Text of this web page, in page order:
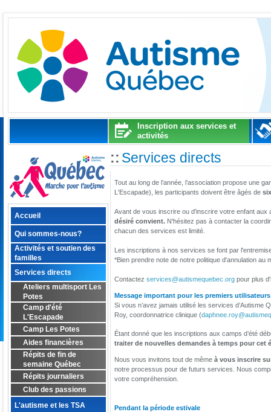
Inscription aux services et
activités
Accueil
Qui sommes-nous?
Activités et soutien des
familles
Services directs
Ateliers multisport Les
Potes
Camp d'été
L'Escapade
Camp Les Potes
Aides financières
Répits de fin de
semaine Québec
Répits journaliers
Club des passions
L'autisme et les TSA
:: Services directs
Tout au long de l’année, l’association propose une
L'Escapade), les participants doivent être âgés de
Avant de vous inscrire ou d'inscrire votre enfant aux
désiré convient. N'hésitez pas à contacter la
chacun des services est limité.
Les inscriptions à nos services se font par
*Bien prendre note de notre politique d'annulation au
Contactez services@autismequebec.org pour plus
Message important pour les premiers utilisateurs
Si vous n’avez jamais utilisé les services d’Autisme
Roy, coordonnatrice clinique (
Étant donné que les inscriptions aux camps d’été
traiter de nouvelles demandes à temps pour cet
Nous vous invitons tout de même à vous inscrire
notre processus pour de futurs services. Nous
votre compréhension.
Pendant la période estivale